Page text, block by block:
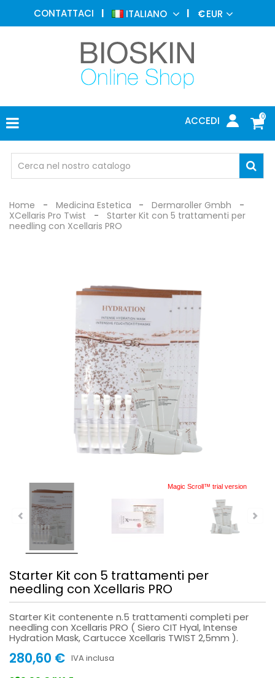
CONTATTACI ITALIANO €EUR
0
ACCEDI
MEDICINA
ESTETICA
DERMATOLOGIA
FOTOTERAPIA
ELETTROMEDICALI
MEDICO
OCCHIALI
DI
Home Medicina Estetica
Dermaroller Gmbh
XCellaris Pro Twist
Starter Kit con 5 trattamenti per
needling con Xcellaris PRO
Magic Scroll™ trial version
Starter Kit con 5 trattamenti per
needling con Xcellaris PRO
Starter Kit contenente n.5 trattamenti completi per
needling con Xcellaris PRO ( Siero CIT Hyal, Intense
Hydration Mask, Cartucce Xcellaris TWIST 2,5mm ).
280,60 € IVA inclusa